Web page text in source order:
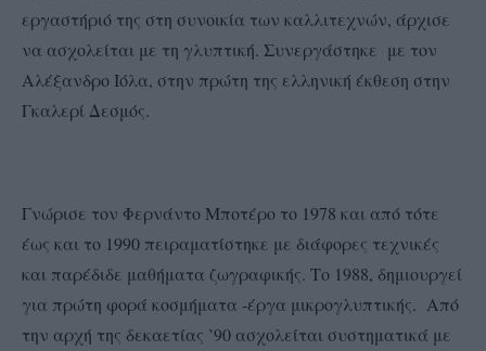
εργαστήριό της στη συνοικία των καλλιτεχνών, άρχισε
να ασχολείται με τη γλυπτική. Συνεργάστηκε με τον
Αλέξανδρο Ιόλα, στην πρώτη της ελληνική έκθεση στην
Γκαλερί Δεσμός.
Γνώρισε τον Φερνάντο Μποτέρο το 1978 και από τότε
έως και το 1990 πειραματίστηκε με διάφορες τεχνικές
και παρέδιδε μαθήματα ζωγραφικής. Το 1988, δημιουργεί
για πρώτη φορά κοσμήματα -έργα μικρογλυπτικής. Από
την αρχή της δεκαετίας ’90 ασχολείται συστηματικά με